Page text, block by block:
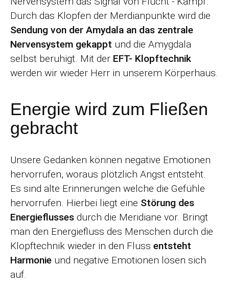
Durch das Klopfen der Merdianpunkte wird die
Sendung von der Amydala an das zentrale
Nervensystem gekappt und die Amygdala
selbst beruhigt. Mit der EFT- Klopftechnik
werden wir wieder Herr in unserem Körperhaus.
Energie wird zum Fließen
gebracht
Unsere Gedanken können negative Emotionen
hervorrufen, woraus plötzlich Angst entsteht.
Es sind alte Erinnerungen welche die Gefühle
hervorrufen. Hierbei liegt eine Störung des
Energieflusses durch die Meridiane vor. Bringt
man den Energiefluss des Menschen durch die
Klopftechnik wieder in den Fluss entsteht
Harmonie und negative Emotionen lösen sich
auf.